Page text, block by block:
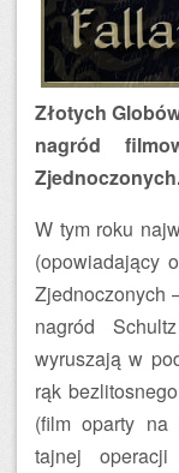
Złotych
nagród
W tym roku
(opowiadający
Zjednoczonych
nagród
wyruszają w
rąk
(film oparty na
tajnej operacji